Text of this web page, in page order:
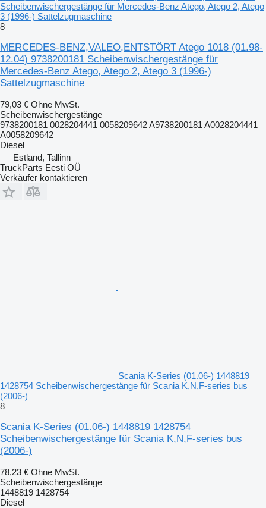
Scheibenwischergestänge für Mercedes-Benz Atego, Atego 2, Atego
3 (1996-) Sattelzugmaschine
8
MERCEDES-BENZ,VALEO,ENTSTÖRT Atego 1018 (01.98-
12.04) 9738200181 Scheibenwischergestänge für
Mercedes-Benz Atego, Atego 2, Atego 3 (1996-)
Sattelzugmaschine
79,03 € Ohne MwSt.
Scheibenwischergestänge
9738200181 0028204441 0058209642 A9738200181 A0028204441
A0058209642
Diesel
Estland, Tallinn
TruckParts Eesti OÜ
Verkäufer kontaktieren
Scania K-Series (01.06-) 1448819
1428754 Scheibenwischergestänge für Scania K,N,F-series bus
(2006-)
8
Scania K-Series (01.06-) 1448819 1428754
Scheibenwischergestänge für Scania K,N,F-series bus
(2006-)
78,23 € Ohne MwSt.
Scheibenwischergestänge
1448819 1428754
Diesel